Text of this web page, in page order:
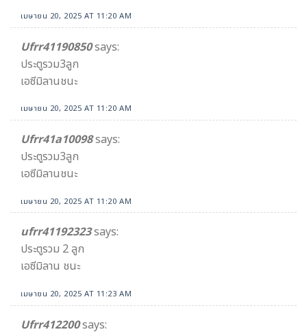
เมษายน 20, 2025 AT 11:20 AM
Ufrr41190850says:
ประตูรวม3ลูก
เอซีมิลานชนะ
เมษายน 20, 2025 AT 11:20 AM
Ufrr41a10098says:
ประตูรวม3ลูก
เอซีมิลานชนะ
เมษายน 20, 2025 AT 11:20 AM
ufrr41192323says:
ประตูรวม 2 ลูก
เอซีมิลาน ชนะ
เมษายน 20, 2025 AT 11:23 AM
Ufrr412200says: